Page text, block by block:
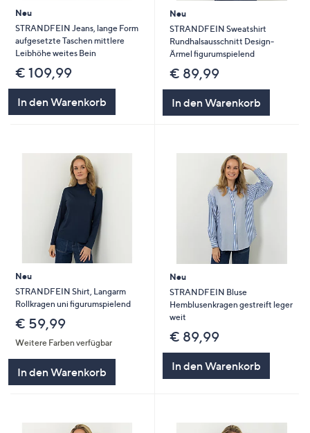
Neu
STRANDFEIN Jeans, lange Form
aufgesetzte Taschen mittlere
Leibhöhe weites Bein
€ 109,99
In den Warenkorb
Neu
STRANDFEIN Sweatshirt
Rundhalsausschnitt Design-
Ärmel figurumspielend
€ 89,99
In den Warenkorb
Neu
STRANDFEIN Shirt, Langarm
Rollkragen uni figurumspielend
€ 59,99
Weitere Farben verfügbar
In den Warenkorb
Neu
STRANDFEIN Bluse
Hemblusenkragen gestreift leger
weit
€ 89,99
In den Warenkorb